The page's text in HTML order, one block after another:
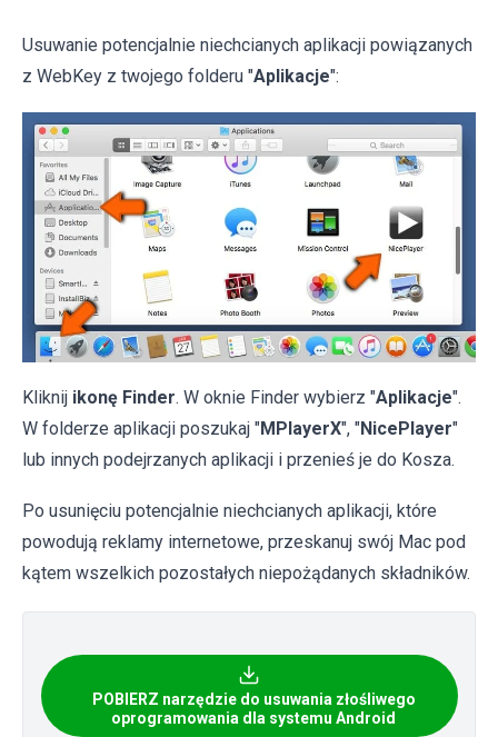
Usuwanie potencjalnie niechcianych aplikacji powiązanych
z WebKey z twojego folderu "Aplikacje":
Kliknij ikonę Finder. W oknie Finder wybierz "Aplikacje".
W folderze aplikacji poszukaj "MPlayerX", "NicePlayer"
lub innych podejrzanych aplikacji i przenieś je do Kosza.
Po usunięciu potencjalnie niechcianych aplikacji, które
powodują reklamy internetowe, przeskanuj swój Mac pod
kątem wszelkich pozostałych niepożądanych składników.
POBIERZ narzędzie do usuwania złośliwego
oprogramowania dla systemu Android